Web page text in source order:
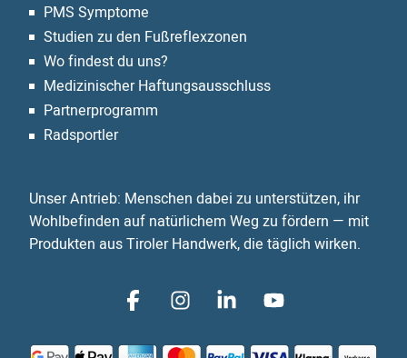
PMS Symptome
Studien zu den Fußreflexzonen
Wo findest du uns?
Medizinischer Haftungsausschluss
Partnerprogramm
Radsportler
Unser Antrieb: Menschen dabei zu unterstützen, ihr
Wohlbefinden auf natürlichem Weg zu fördern — mit
Produkten aus Tiroler Handwerk, die täglich wirken.